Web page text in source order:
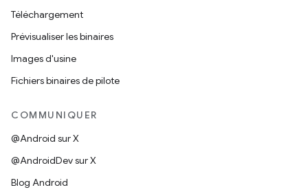
Téléchargement
Prévisualiser les binaires
Images d'usine
Fichiers binaires de pilote
COMMUNIQUER
@Android sur X
@AndroidDev sur X
Blog Android